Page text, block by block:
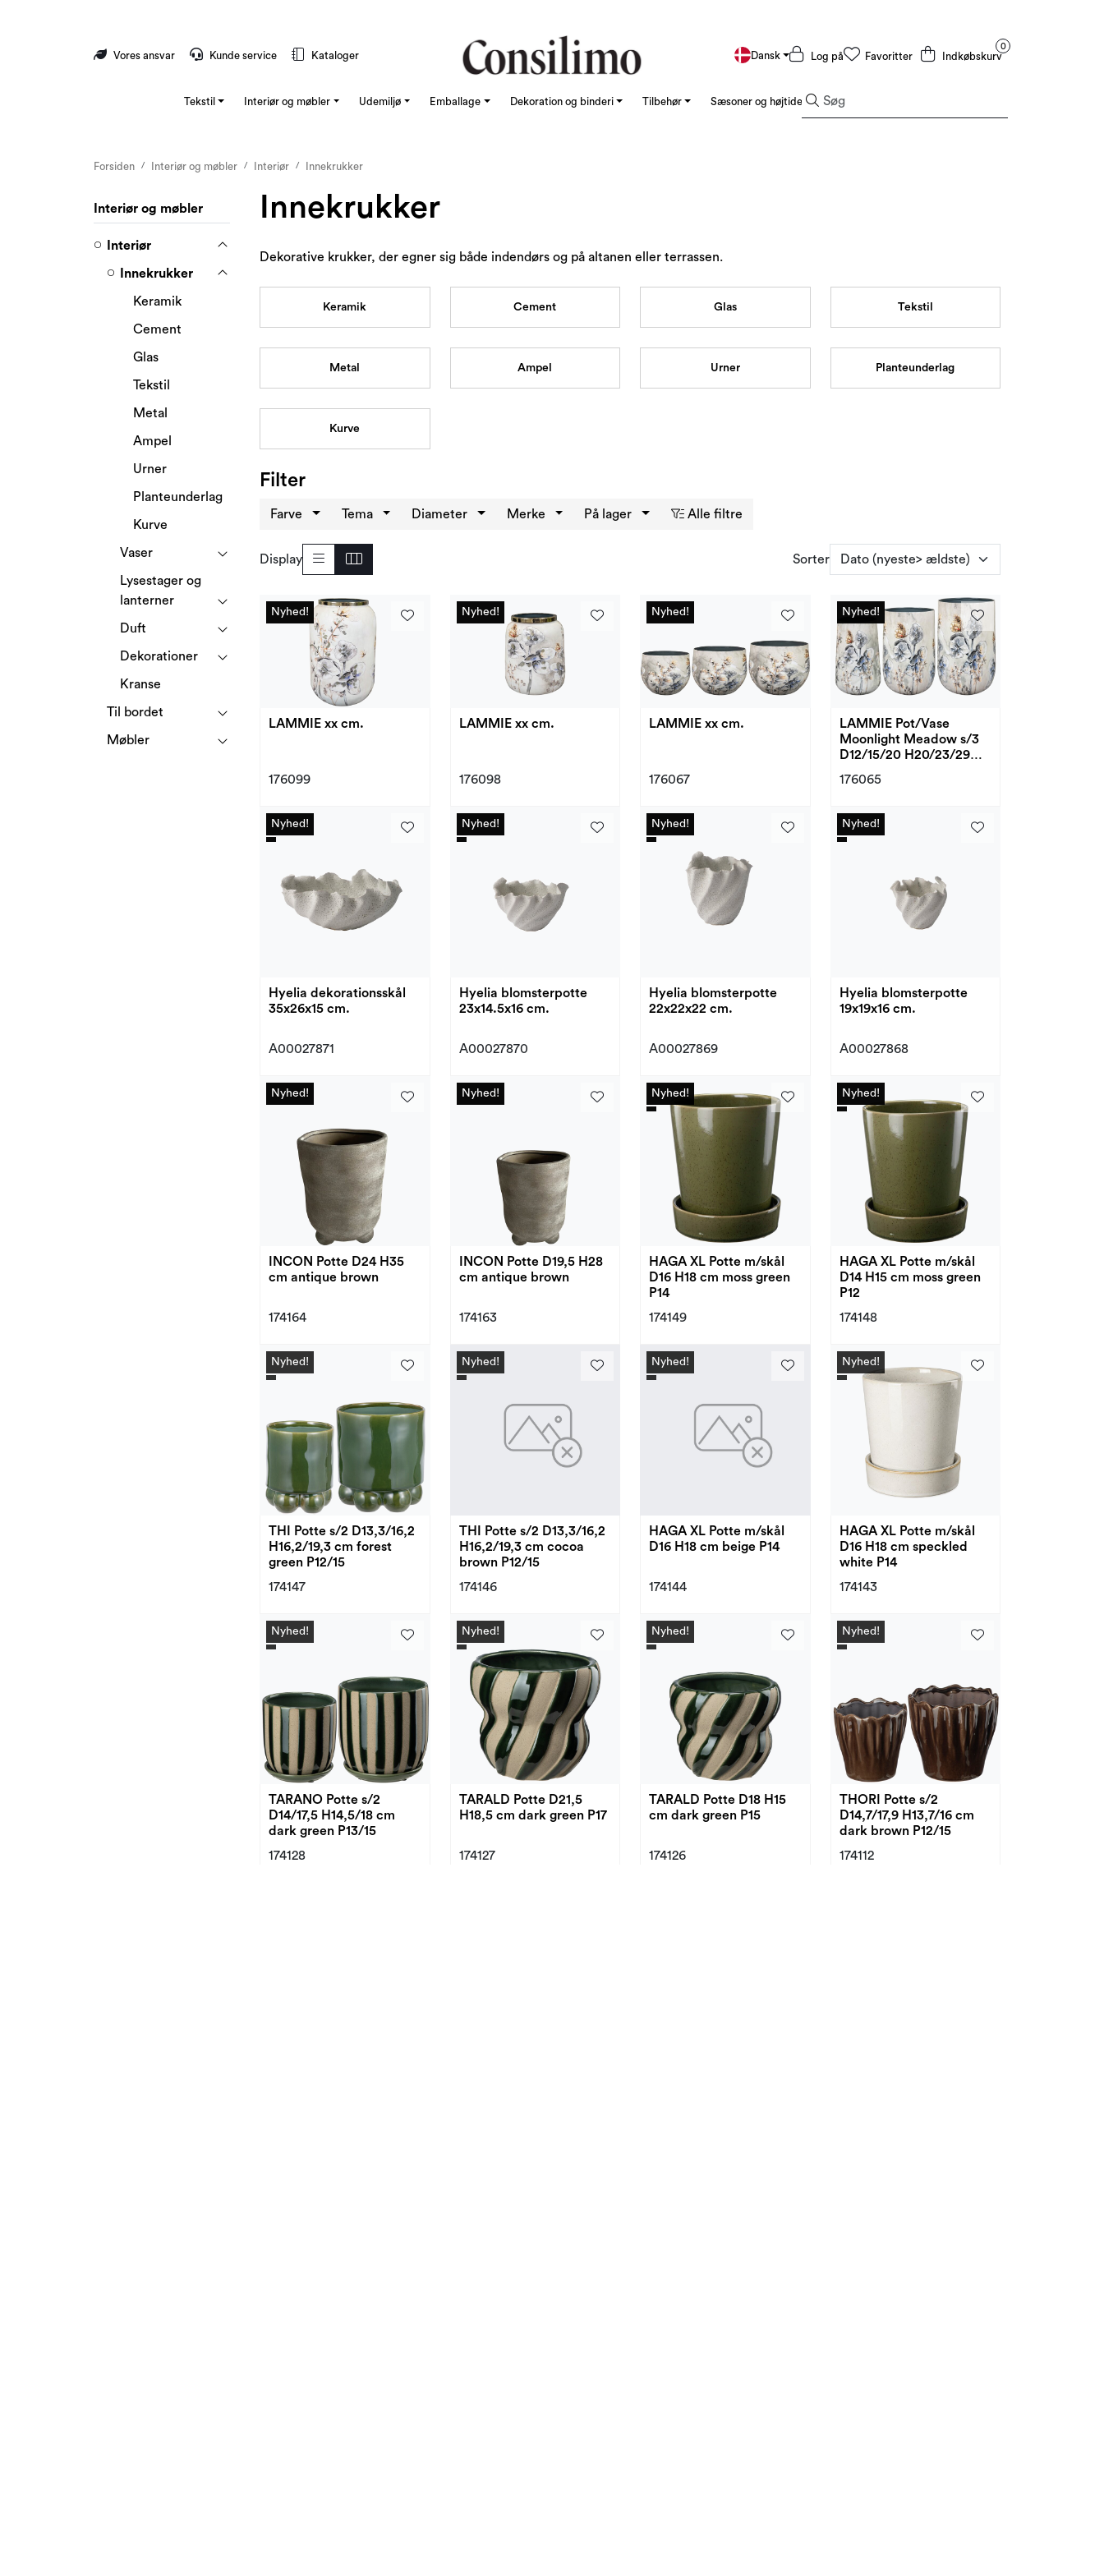
Vores ansvar Kunde service Kataloger Dansk Log på Favoritter
0
Indkøbskurv
Tekstil Interiør og møbler Udemiljø Emballage Dekoration og binderi Tilbehør Sæsoner og højtider Tilbud og outlet
Forsiden Interiør og møbler Interiør Innekrukker
Interiør og møbler
Interiør
Innekrukker
Keramik
Cement
Glas
Tekstil
Metal
Ampel
Urner
Planteunderlag
Kurve
Vaser
Lysestager og
lanterner
Duft
Dekorationer
Kranse
Til bordet
Møbler
Innekrukker
Dekorative krukker, der egner sig både indendørs og på altanen eller terrassen.
Keramik Cement Glas Tekstil
Metal Ampel Urner Planteunderlag
Kurve
Filter
Farve Tema Diameter Merke På lager Alle filtre
Display Sorter
Nyhed!
Nyhed!
LAMMIE xx cm.
176099
Nyhed!
Nyhed!
LAMMIE xx cm.
176098
Nyhed!
Nyhed!
LAMMIE xx cm.
176067
Nyhed!
Nyhed!
LAMMIE Pot/Vase
Moonlight Meadow s/3
D12/15/20 H20/23/29
176065
Nyhed!
Nyhed!
Hyelia dekorationsskål
35x26x15 cm.
A00027871
Nyhed!
Nyhed!
Hyelia blomsterpotte
23x14.5x16 cm.
A00027870
Nyhed!
Nyhed!
Hyelia blomsterpotte
22x22x22 cm.
A00027869
Nyhed!
Nyhed!
Hyelia blomsterpotte
19x19x16 cm.
A00027868
Nyhed!
Nyhed!
INCON Potte D24 H35
cm antique brown
174164
Nyhed!
Nyhed!
INCON Potte D19,5 H28
cm antique brown
174163
Nyhed!
Nyhed!
HAGA XL Potte m/skål
D16 H18 cm moss green
P14
174149
Nyhed!
Nyhed!
HAGA XL Potte m/skål
D14 H15 cm moss green
P12
174148
Nyhed!
THI Potte s/2 D13,3/16,2
H16,2/19,3 cm forest
green P12/15
174147
Nyhed!
THI Potte s/2 D13,3/16,2
H16,2/19,3 cm cocoa
brown P12/15
174146
Nyhed!
HAGA XL Potte m/skål
D16 H18 cm beige P14
174144
Nyhed!
HAGA XL Potte m/skål
D16 H18 cm speckled
white P14
174143
Nyhed!
TARANO Potte s/2
D14/17,5 H14,5/18 cm
dark green P13/15
174128
Nyhed!
TARALD Potte D21,5
H18,5 cm dark green P17
174127
Nyhed!
TARALD Potte D18 H15
cm dark green P15
174126
Nyhed!
THORI Potte s/2
D14,7/17,9 H13,7/16 cm
dark brown P12/15
174112